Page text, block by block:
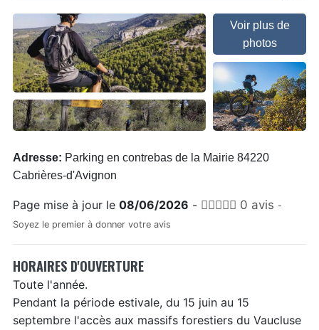
Voir plus de
photos
Adresse: Parking en contrebas de la Mairie 84220
Cabrières-d'Avignon
Page mise à jour le 08/06/2026 - 0 avis -
Soyez le premier à donner votre avis
HORAIRES D'OUVERTURE
Toute l'année.
Pendant la période estivale, du 15 juin au 15
septembre l'accès aux massifs forestiers du Vaucluse